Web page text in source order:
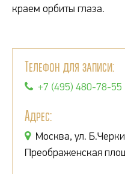
краем орбиты глаза.
Телефон для записи:
+7 (495) 480-78-55
Адрес:
Москва, ул.
Преображенская